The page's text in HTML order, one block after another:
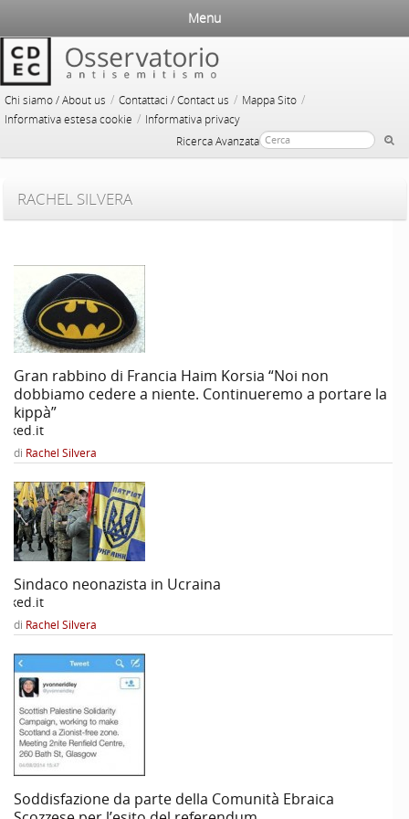
Chi siamo / About us / Contattaci / Contact us / Mappa Sito /
Informativa estesa cookie / Informativa privacy
Ricerca Avanzata
Menu
RACHEL SILVERA
Gran rabbino di Francia Haim Korsia “Noi non
dobbiamo cedere a niente. Continueremo a portare la
kippà”
di Rachel Silvera
Sindaco neonazista in Ucraina
di Rachel Silvera
Soddisfazione da parte della Comunità Ebraica